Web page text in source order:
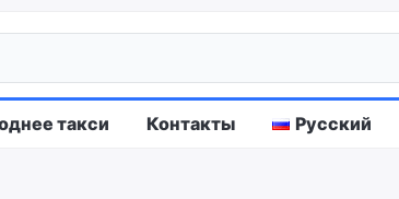
такси Контакты Русский